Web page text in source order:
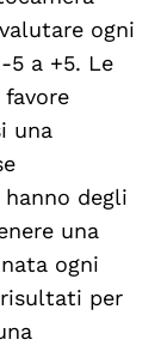
ogni
5 a +5. Le
una
degli
una
ogni
per